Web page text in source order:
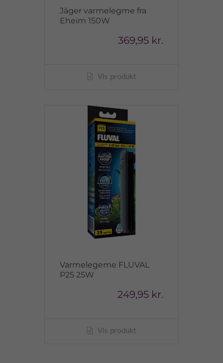
Jäger varmelegme fra
Eheim 150W
369,95 kr.
Vis produkt
Varmelegeme FLUVAL
P25 25W
249,95 kr.
Vis produkt